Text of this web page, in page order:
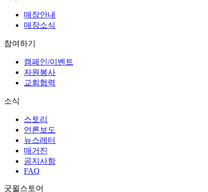
매장안내
매장소식
참여하기
캠페인/이벤트
자원봉사
교회협력
소식
스토리
언론보도
뉴스레터
매거진
공지사항
FAQ
굿윌스토어